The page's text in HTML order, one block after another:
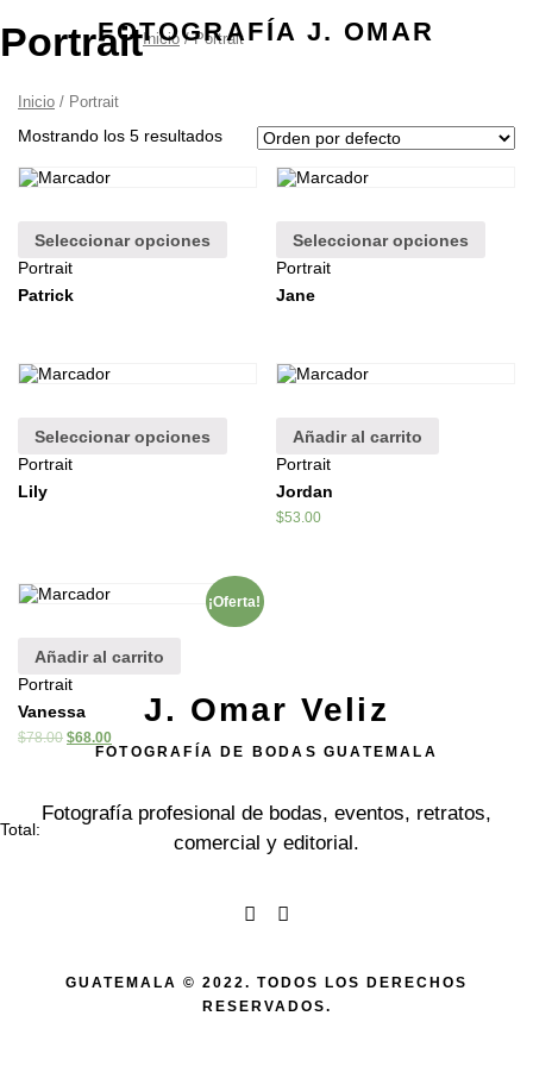
FOTOGRAFÍA J. OMAR
PortraitInicio/ Portrait
Inicio / Portrait
Mostrando los 5 resultados
Seleccionar opciones
Portrait
Patrick
Seleccionar opciones
Portrait
Jane
Seleccionar opciones
Portrait
Lily
Añadir al carrito
Portrait
Jordan
$53.00
¡Oferta!
Añadir al carrito
Portrait
Vanessa
$78.00 $68.00
J. Omar Veliz
FOTOGRAFÍA DE BODAS GUATEMALA
Fotografía profesional de bodas, eventos, retratos,
comercial y editorial.
GUATEMALA © 2022. TODOS LOS DERECHOS
RESERVADOS.
Total: